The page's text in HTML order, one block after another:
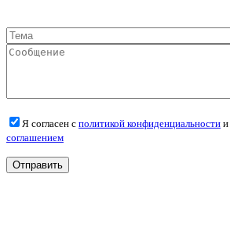
Я согласен с политикой конфиденциальности и
соглашением